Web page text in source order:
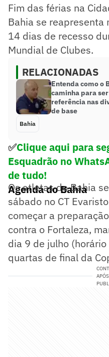
Fim das férias na
Bahia se
14 dias de recesso
Mundial de Clubes.
RELACIONADAS
Entenda como o
caminha para ser
referência nas
de base
Bahia
✅Clique aqui para
Esquadrão no
de tudo!
Agenda do Bahia
Os atletas do Bahia
sábado no CT
começar a
contra o Fortaleza,
dia 9 de julho
quartas de final da